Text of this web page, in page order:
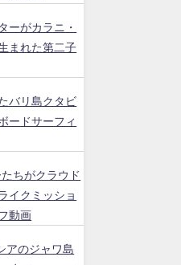
ーがカラニ・
まれた第二子
バリ島クタビ
ードサーフィ
ちがクラウド
イクミッショ
動画
アのジャワ島